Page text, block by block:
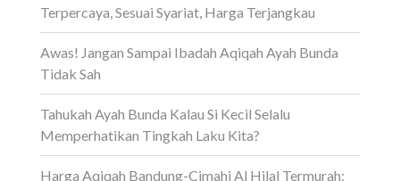
Terpercaya, Sesuai Syariat, Harga Terjangkau
Awas! Jangan Sampai Ibadah Aqiqah Ayah Bunda
Tidak Sah
Tahukah Ayah Bunda Kalau Si Kecil Selalu
Memperhatikan Tingkah Laku Kita?
Harga Aqiqah Bandung-Cimahi Al Hilal Termurah: